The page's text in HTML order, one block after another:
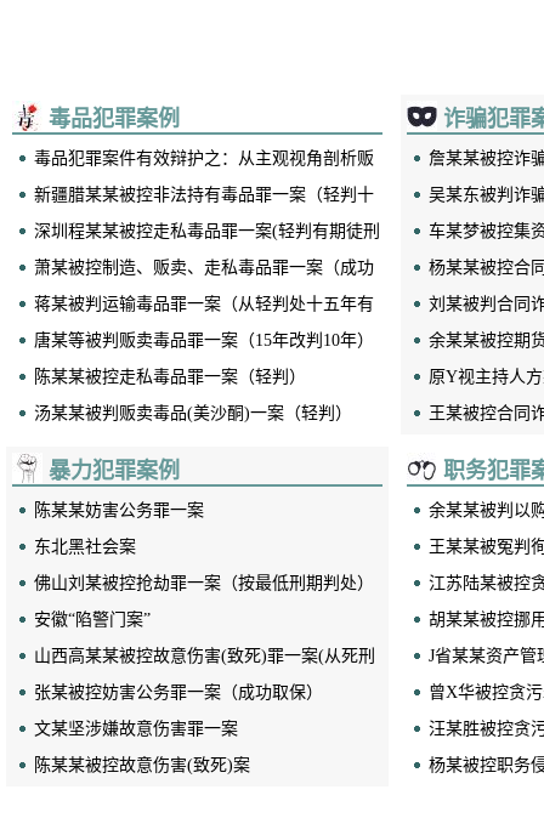
毒品犯罪案例
毒品犯罪案件有效辩护之：从主观视角剖析贩
卖毒品案七大无罪情形
新疆腊某某被控非法持有毒品罪一案（轻判十
五年有期徒刑）
深圳程某某被控走私毒品罪一案(轻判有期徒刑
七年）
萧某被控制造、贩卖、走私毒品罪一案（成功
保命）
蒋某被判运输毒品罪一案（从轻判处十五年有
期徒刑）
唐某等被判贩卖毒品罪一案（15年改判10年）
陈某某被控走私毒品罪一案（轻判）
汤某某被判贩卖毒品(美沙酮)一案（轻判）
诈骗犯罪
詹某某被控诈
吴某东被判诈
车某梦被控集
杨某某被控合
刘某被判合同
余某某被控期
原Y视主持人
起诉）
王某被控合同
暴力犯罪案例
陈某某妨害公务罪一案
东北黑社会案
佛山刘某被控抢劫罪一案（按最低刑期判处）
安徽“陷警门案”
山西高某某被控故意伤害(致死)罪一案(从死刑
立即执行改判无期徒刑)
张某被控妨害公务罪一案（成功取保）
文某坚涉嫌故意伤害罪一案
陈某某被控故意伤害(致死)案
职务犯罪
余某某被判以
案
王某某被冤判
江苏陆某被控
款罪不成立)
胡某某被控挪
J省某某资产管
某等被控受贿
曾X华被控贪
汪某胜被控贪
杨某被控职务